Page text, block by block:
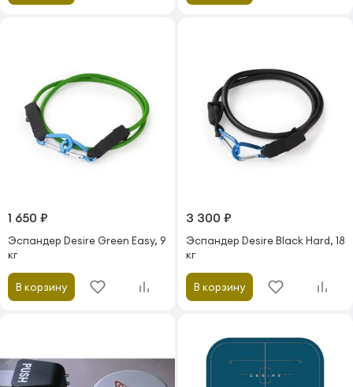
1 650 ₽
Эспандер Desire Green Easy, 9
кг
В корзину
3 300 ₽
Эспандер Desire Black Hard, 18
кг
В корзину